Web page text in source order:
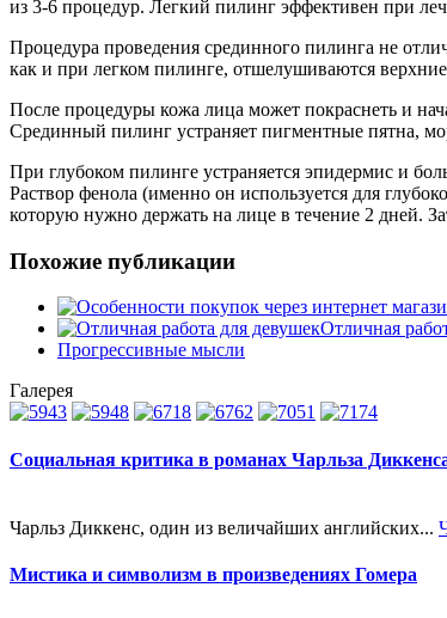
из 3-6 процедур. Легкий пилинг эффективен при
Процедура проведения срединного пилинга не
как и при легком пилинге, отшелушиваются
После процедуры кожа лица может покраснеть и
Срединный пилинг устраняет пигментные пятна,
При глубоком пилинге устраняется эпидермис и
Раствор фенола (именно он используется для
которую нужно держать на лице в течение 2 дней.
Похожие публикации
Отличная
Прогрессивные мысли
Галерея
Социальная критика в романах Чарльза
Чарльз Диккенс, один из величайших английских...
Мистика и символизм в произведениях Гомера